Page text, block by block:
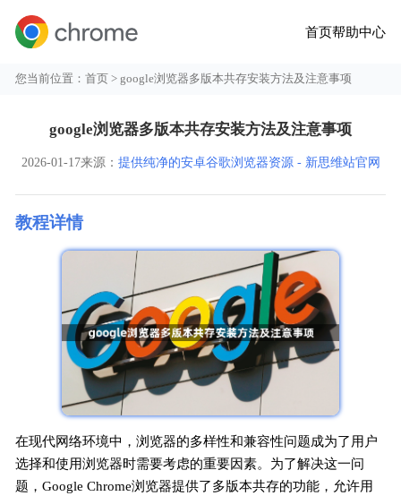
首页帮助中心
您当前位置：首页 > google浏览器多版本共存安装方法及注意事项
google浏览器多版本共存安装方法及注意事项
2026-01-17来源： 提供纯净的安卓谷歌浏览器资源 - 新思维站官网
教程详情
在现代网络环境中，浏览器的多样性和兼容性问题成为了用户
选择和使用浏览器时需要考虑的重要因素。为了解决这一问
题，Google Chrome浏览器提供了多版本共存的功能，允许用